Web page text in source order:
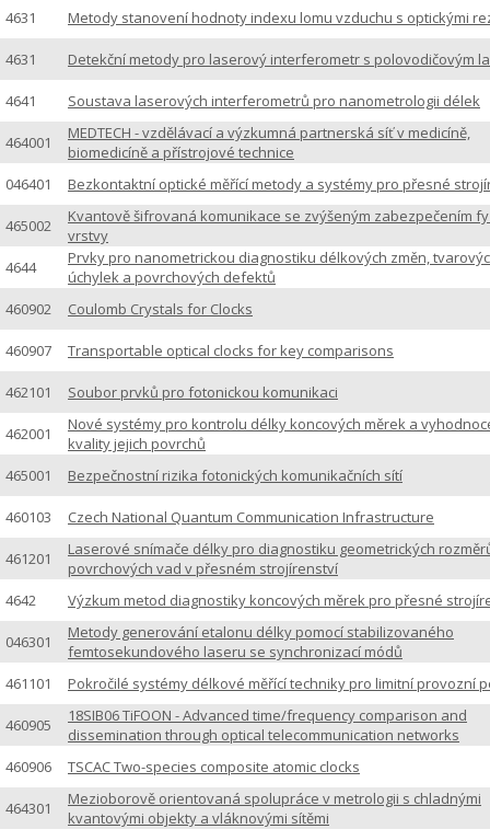
4631 Metody stanovení hodnoty indexu lomu vzduchu s optickými
4631 Detekční metody pro laserový interferometr s polovodičovým
4641 Soustava laserových interferometrů pro nanometrologii délek
464001
MEDTECH - vzdělávací a výzkumná partnerská síť v medicíně,
biomedicíně a přístrojové technice
046401
Bezkontaktní optické měřící metody a systémy pro přesné
465002
Kvantově šifrovaná komunikace se zvýšeným zabezpečením
vrstvy
4644
Prvky pro nanometrickou diagnostiku délkových změn,
úchylek a povrchových defektů
460902
Coulomb Crystals for Clocks
460907 Transportable optical clocks for key comparisons
462101 Soubor prvků pro fotonickou komunikaci
462001
Nové systémy pro kontrolu délky koncových měrek a
kvality jejich povrchů
465001
Bezpečnostní rizika fotonických komunikačních sítí
460103 Czech National Quantum Communication Infrastructure
461201
Laserové snímače délky pro diagnostiku geometrických
povrchových vad v přesném strojírenství
4642
Výzkum metod diagnostiky koncových měrek pro přesné
046301
Metody generování etalonu délky pomocí stabilizovaného
femtosekundového laseru se synchronizací módů
461101
Pokročilé systémy délkové měřící techniky pro limitní provozní
460905
18SIB06 TiFOON - Advanced time/frequency comparison and
dissemination through optical telecommunication networks
460906
TSCAC Two-species composite atomic clocks
464301
Mezioborově orientovaná spolupráce v metrologii s chladnými
kvantovými objekty a vláknovými sítěmi